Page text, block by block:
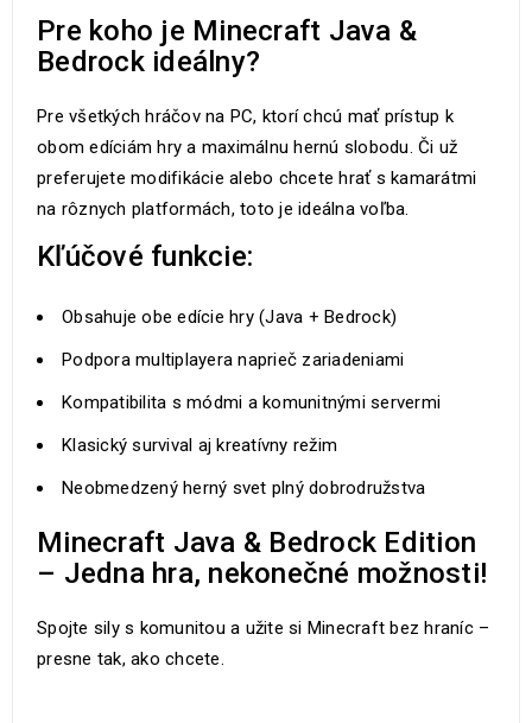
Pre koho je Minecraft Java &
Bedrock ideálny?
Pre všetkých hráčov na PC, ktorí chcú mať prístup k
obom edíciám hry a maximálnu hernú slobodu. Či už
preferujete modifikácie alebo chcete hrať s kamarátmi
na rôznych platformách, toto je ideálna voľba.
Kľúčové funkcie:
Obsahuje obe edície hry (Java + Bedrock)
Podpora multiplayera naprieč zariadeniami
Kompatibilita s módmi a komunitnými servermi
Klasický survival aj kreatívny režim
Neobmedzený herný svet plný dobrodružstva
Minecraft Java & Bedrock Edition
– Jedna hra, nekonečné možnosti!
Spojte sily s komunitou a užite si Minecraft bez hraníc –
presne tak, ako chcete.